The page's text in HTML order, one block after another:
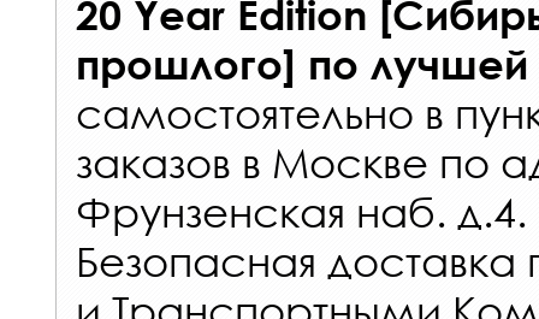
20 Year Edition
прошлого] по
самостоятельно в
заказов в Москве по
Фрунзенская наб. д.4.
Безопасная